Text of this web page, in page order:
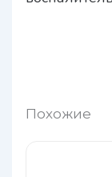
Похожие